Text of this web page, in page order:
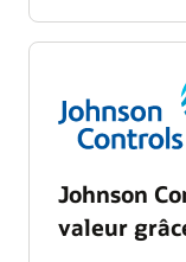
Johnson
valeur